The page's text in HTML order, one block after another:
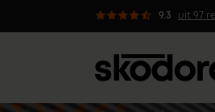
9.3 uit 97
in eigen fabriek